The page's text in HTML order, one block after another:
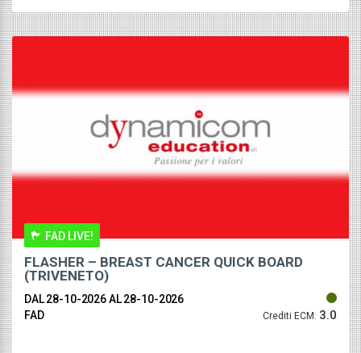
FAD LIVE!
FLASHER – BREAST CANCER QUICK BOARD
(TRIVENETO)
DAL 28-10-2026AL 28-10-2026
FAD
Crediti ECM: 3.0